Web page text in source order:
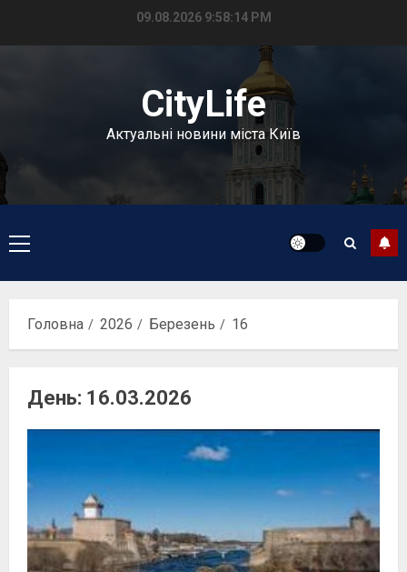
09.08.2026 9:58:15 PM
CityLife
Актуальні новини міста Київ
Головне
меню
Головна 2026 Березень 16
День: 16.03.2026